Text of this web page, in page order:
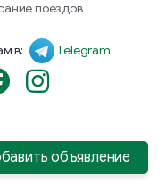
поездов
в: Telegram
объявление